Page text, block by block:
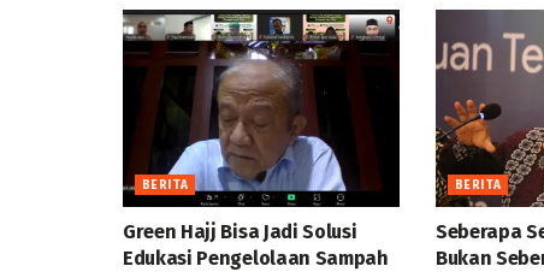
BERITA
Green Hajj Bisa Jadi Solusi
Edukasi Pengelolaan Sampah
BERITA
Seberapa
Bukan